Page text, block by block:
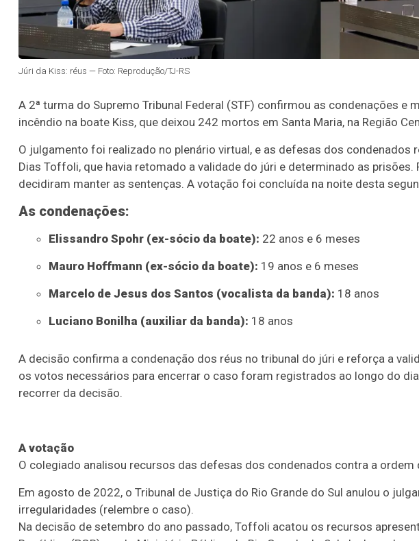
Júri da Kiss: réus — Foto: Reprodução/TJ-RS
A 2ª turma do Supremo Tribunal Federal (STF) confirmou as condenações e
incêndio na boate Kiss, que deixou 242 mortos em Santa Maria, na Região
O julgamento foi realizado no plenário virtual, e as defesas dos
Dias Toffoli, que havia retomado a validade do júri e determinado as
decidiram manter as sentenças. A votação foi concluída na noite desta
As condenações:
Elissandro Spohr (ex-sócio da boate): 22 anos e 6 meses
Mauro Hoffmann (ex-sócio da boate): 19 anos e 6 meses
Marcelo de Jesus dos Santos (vocalista da banda): 18 anos
Luciano Bonilha (auxiliar da banda): 18 anos
A decisão confirma a condenação dos réus no tribunal do júri e reforça a
os votos necessários para encerrar o caso foram registrados ao longo do
recorrer da decisão.
A votação
O colegiado analisou recursos das defesas dos condenados contra a
Em agosto de 2022, o Tribunal de Justiça do Rio Grande do Sul anulou o
irregularidades (relembre o caso).
Na decisão de setembro do ano passado, Toffoli acatou os recursos